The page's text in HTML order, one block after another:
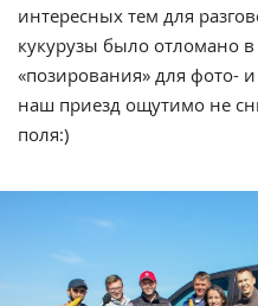
интересных тем для
кукурузы было отломано
«позирования» для фото-
наш приезд ощутимо не
поля:)